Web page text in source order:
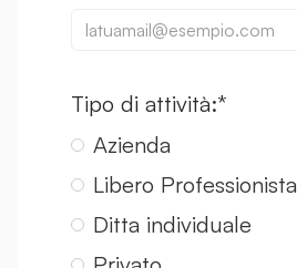
Tipo di attività:*
Azienda
Libero Professionista
Ditta individuale